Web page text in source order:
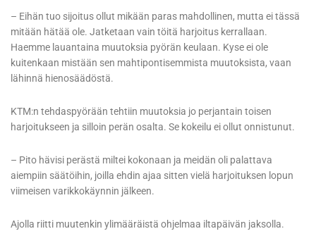
– Eihän tuo sijoitus ollut mikään paras mahdollinen, mutta ei tässä
mitään hätää ole. Jatketaan vain töitä harjoitus kerrallaan.
Haemme lauantaina muutoksia pyörän keulaan. Kyse ei ole
kuitenkaan mistään sen mahtipontisemmista muutoksista, vaan
lähinnä hienosäädöstä.
KTM:n tehdaspyörään tehtiin muutoksia jo perjantain toisen
harjoitukseen ja silloin perän osalta. Se kokeilu ei ollut onnistunut.
– Pito hävisi perästä miltei kokonaan ja meidän oli palattava
aiempiin säätöihin, joilla ehdin ajaa sitten vielä harjoituksen lopun
viimeisen varikkokäynnin jälkeen.
Ajolla riitti muutenkin ylimääräistä ohjelmaa iltapäivän jaksolla.